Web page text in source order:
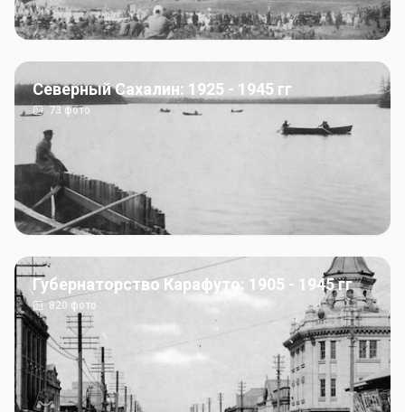
Северный Сахалин: 1925 - 1945 гг
73фото
Губернаторство Карафуто: 1905 - 1945 гг
820 фото